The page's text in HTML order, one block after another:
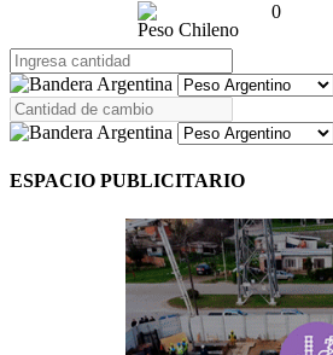
Peso Chileno
0
ESPACIO PUBLICITARIO